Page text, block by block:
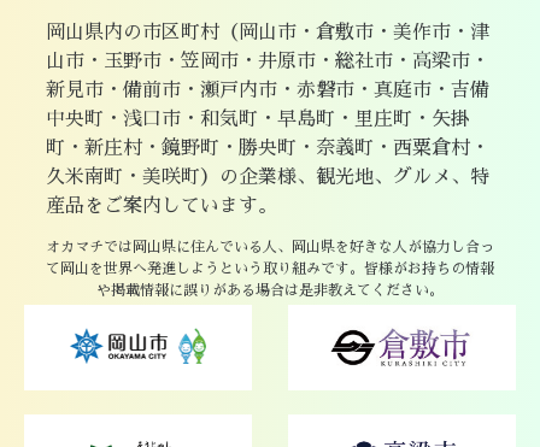
岡山県内の市区町村（岡山市・倉敷市・美作市・津
山市・玉野市・笠岡市・井原市・総社市・高梁市・
新見市・備前市・瀬戸内市・赤磐市・真庭市・吉備
中央町・浅口市・和気町・早島町・里庄町・矢掛
町・新庄村・鏡野町・勝央町・奈義町・西粟倉村・
久米南町・美咲町）の企業様、観光地、グルメ、特
産品をご案内しています。
オカマチでは岡山県に住んでいる人、岡山県を好きな人が協力し合っ
て岡山を世界へ発進しようという取り組みです。皆様がお持ちの情報
や掲載情報に誤りがある場合は是非教えてください。